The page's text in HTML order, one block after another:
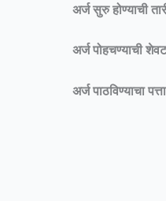
अर्ज सुरु होण्याची
अर्ज पोहचण्याची
अर्ज पाठविण्याचा